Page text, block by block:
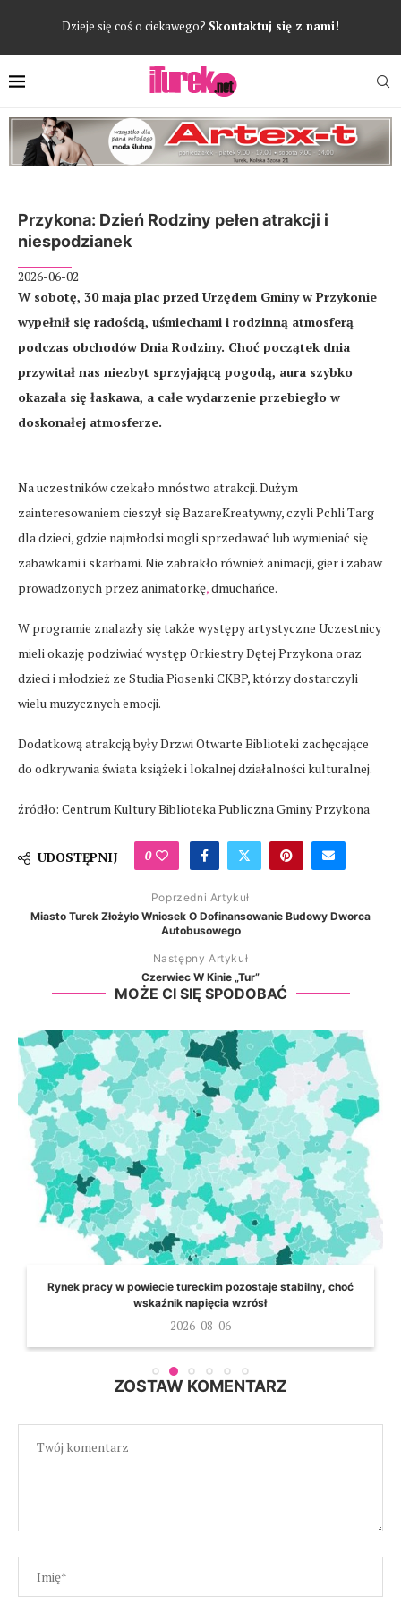
Dzieje się coś o ciekawego? Skontaktuj się z nami!
Przykona: Dzień Rodziny pełen atrakcji i
niespodzianek
2026-06-02
W sobotę, 30 maja plac przed Urzędem Gminy w Przykonie
wypełnił się radością, uśmiechami i rodzinną atmosferą
podczas obchodów Dnia Rodziny. Choć początek dnia
przywitał nas niezbyt sprzyjającą pogodą, aura szybko
okazała się łaskawa, a całe wydarzenie przebiegło w
doskonałej atmosferze.
Na uczestników czekało mnóstwo atrakcji. Dużym
zainteresowaniem cieszył się BazareKreatywny, czyli Pchli Targ
dla dzieci, gdzie najmłodsi mogli sprzedawać lub wymieniać się
zabawkami i skarbami. Nie zabrakło również animacji, gier i zabaw
prowadzonych przez animatorkę,dmuchańce.
W programie znalazły się także występy artystyczne Uczestnicy
mieli okazję podziwiać występ Orkiestry Dętej Przykona oraz
dzieci i młodzież ze Studia Piosenki CKBP, którzy dostarczyli
wielu muzycznych emocji.
Dodatkową atrakcją były Drzwi Otwarte Biblioteki zachęcające
do odkrywania świata książek i lokalnej działalności kulturalnej.
źródło: Centrum Kultury Biblioteka Publiczna Gminy Przykona
UDOSTĘPNIJ 0
Poprzedni Artykuł
Miasto Turek Złożyło Wniosek O Dofinansowanie Budowy Dworca
Autobusowego
Następny Artykuł
Czerwiec W Kinie „Tur”
MOŻE CI SIĘ SPODOBAĆ
Rynek pracy w powiecie tureckim pozostaje stabilny, choć
wskaźnik napięcia wzrósł
2026-08-06
ZOSTAW KOMENTARZ